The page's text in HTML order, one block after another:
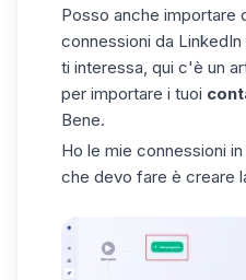
Posso anche importare
connessioni da
ti interessa, qui c'è un
per importare i tuoi
Bene.
Ho le mie connessioni
che devo fare è creare